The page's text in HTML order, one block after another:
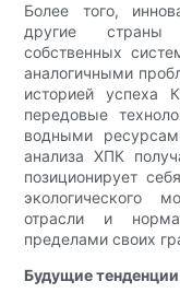
Более того,
другие страны
собственных
аналогичными
историей успеха
передовые
водными
анализа ХПК
позиционирует
экологического
отрасли и
пределами своих
Будущие